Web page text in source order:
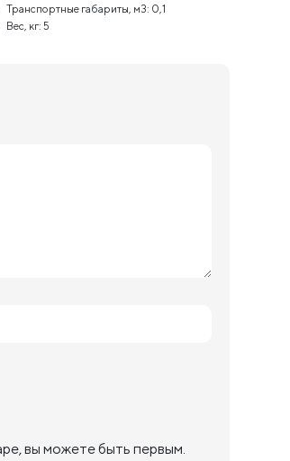
Транспортные габариты, м3: 0,1
Вес, кг: 5
вы можете быть первым.